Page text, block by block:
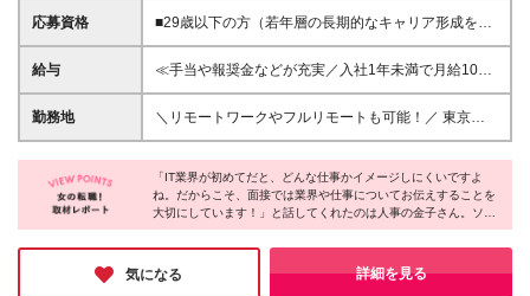
応募資格
■29歳以下の方（若年層の長期的なキャリア形成を図
るため） ＼平均年齢27歳◎未経験入社者が81%！充
実の自社内研修があるから安心♪／ ＊前職不問 ＊学歴
手」TOP3／ ①職場の雰囲気・人間関係が良さそうだ
ったから ②教育体制・フォロー体制が充実していた
から 「人の良さ」が圧倒的な1位を占め、 次点で「成
長できる環境」に魅力に感じて入社した社員が多かっ
たです。 職場の雰囲気やサポート体制の安心感は、
特に未経験入社の方から支持されていました。！ ＼
一つでも当てはまる方は当社に向いてます◎／ □コツ
コツ目の前の仕事に取り組める □同年代の仲間と一緒
給与
≪手当や報奨金などが充実／入社1年未満で月給10万
円UP実績あり≫ 月給23万9000円以上＋各種手当・報
奨金 ★スキル・経験を考慮の上、優遇します ★上記
い人事評価制度！／ 評価のタイミングは年2回。 社内
には人事評価専門の部署もあり、 保有資格やスキル
感といった【社内評価】に加え クライアント先から
す！ 経験年数に関係なくスキルアップやキャリアア
ップしやすく、 入社1年未満で主任に昇格、入社2年
勤務地
＼リモートワークやフルリモートも可能！／ 東京、
神奈川、千葉、埼玉のお客様先、またはリモートワー
クでの勤務となります。 ★勤務地の希望を考慮しま
す ★引っ越しを伴う転勤はありません ■本社 東京都
港区三田3-2-8 THE PORTAL MITA 3F ＼ゆくゆくは在
宅勤務・フルリモートも叶えられる！／ 入社後1ヶ月
間は本社にて対面で研修を実施し、その後各プロジェ
クトへの配属となりますが スキルを身につけていけ
ば、ゆくゆくはリモートワークやフルリモートといっ
「IT業界が初めてだと、どんな仕事かイメージしにくいですよ
ね。だからこそ、面接では業界や仕事についてお伝えすることを
大切にしています！」と話してくれたのは人事の金子さん。ソシ
アスでは、一人ひとりのキャリアを大切にしていて、年齢に関係
なく早期のキャリアアップが叶う環境が整っているそうです。
「サポートがしっかりしている環境でチャレンジしたい！」と思
った方は、ぜひ一度面接でその雰囲気を感じてみてください♪
気になる 詳細を見る